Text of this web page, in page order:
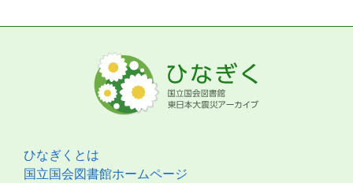
ひなぎくとは
国立国会図書館ホームページ